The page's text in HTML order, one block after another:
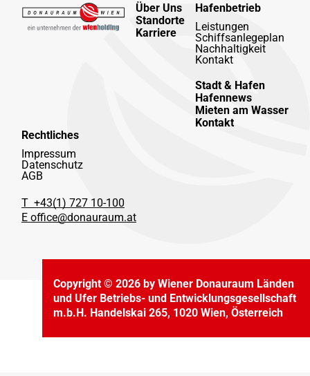
Über Uns
Standorte
Karriere
Hafenbetrieb
Leistungen
Schiffsanlegeplan
Nachhaltigkeit
Kontakt
Stadt & Hafen
Hafennews
Mieten am Wasser
Kontakt
Rechtliches
Impressum
Datenschutz
AGB
T +43(1) 727 10-100
E office@donauraum.at
Copyright © 2026 by Wiener Donauraum Länden
und Ufer Betriebs- und Entwicklungsgesellschaft
m.b.H. Handelskai 265, 1020 Wien, Österreich